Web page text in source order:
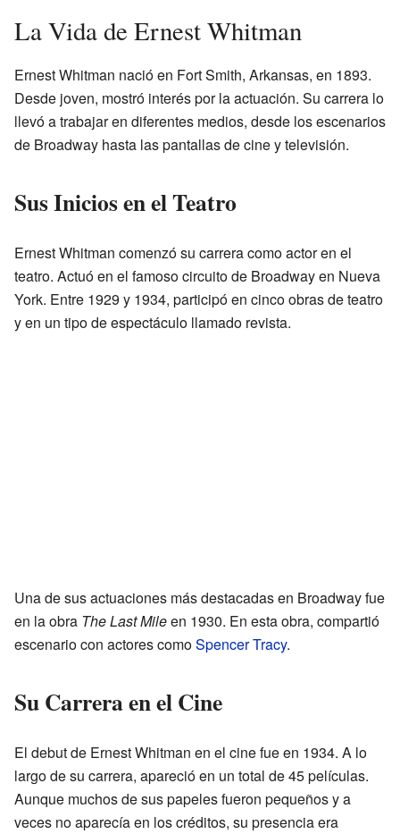
La Vida de Ernest Whitman
Ernest Whitman nació en Fort Smith, Arkansas, en 1893.
Desde joven, mostró interés por la actuación. Su carrera lo
llevó a trabajar en diferentes medios, desde los escenarios
de Broadway hasta las pantallas de cine y televisión.
Sus Inicios en el Teatro
Ernest Whitman comenzó su carrera como actor en el
teatro. Actuó en el famoso circuito de Broadway en Nueva
York. Entre 1929 y 1934, participó en cinco obras de teatro
y en un tipo de espectáculo llamado revista.
Una de sus actuaciones más destacadas en Broadway fue
en la obra The Last Mileen 1930. En esta obra, compartió
escenario con actores comoSpencer Tracy.
Su Carrera en el Cine
El debut de Ernest Whitman en el cine fue en 1934. A lo
largo de su carrera, apareció en un total de 45 películas.
Aunque muchos de sus papeles fueron pequeños y a
veces no aparecía en los créditos, su presencia era